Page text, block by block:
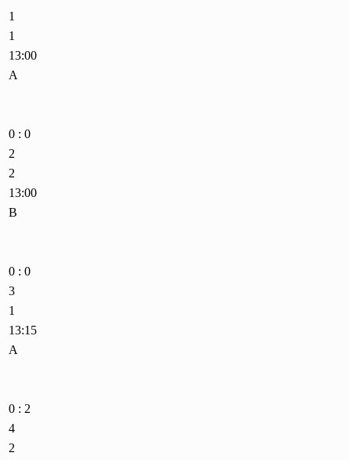
1
1
13:00
A
0 : 0
2
2
13:00
B
0 : 0
3
1
13:15
A
0 : 2
4
2